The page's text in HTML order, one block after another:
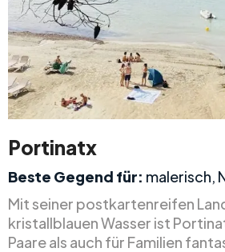
Portinatx
Beste Gegend für: malerisch,
Mit seiner postkartenreifen
kristallblauen Wasser ist
Paare als auch für Familien